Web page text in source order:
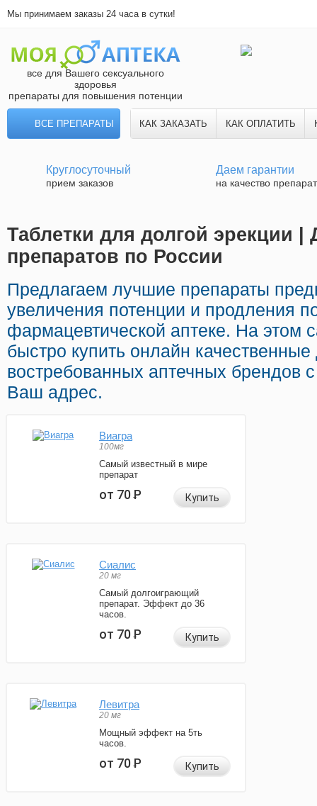
Мы принимаем заказы 24 часа в сутки!
все для Вашего сексуального
здоровья
препараты для повышения потенции
ВСЕ ПРЕПАРАТЫ КАК ЗАКАЗАТЬ КАК ОПЛАТИТЬ
Круглосуточный
прием заказов
Даем гарантии
на качество
Таблетки для долгой эрекции |
препаратов по России
Предлагаем лучшие препараты
увеличения потенции и продления
фармацевтической аптеке. На этом
быстро купить онлайн
востребованных аптечных брендов
Ваш адрес.
Виагра
100мг
Самый известный в мире
препарат
от 70Р Купить
Сиалис
20 мг
Самый долгоиграющий
препарат. Эффект до 36
часов.
от 70Р Купить
Левитра
20 мг
Мощный эффект на 5ть
часов.
от 70Р Купить